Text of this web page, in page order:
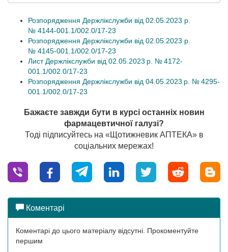
Розпорядження Держлікслужби від 02.05.2023 р.
№ 4144-001.1/002.0/17-23
Розпорядження Держлікслужби від 02.05.2023 р.
№ 4145-001.1/002.0/17-23
Лист Держлікслужби від 02.05.2023 р. № 4172-
001.1/002.0/17-23
Розпорядження Держлікслужби від 04.05.2023 р. № 4295-
001.1/002.0/17-23
Бажаєте завжди бути в курсі останніх новин
фармацевтичної галузі?
Тоді підписуйтесь на «Щотижневик АПТЕКА» в
соціальних мережах!
Коментарі
Коментарі до цього матеріалу відсутні. Прокоментуйте
першим